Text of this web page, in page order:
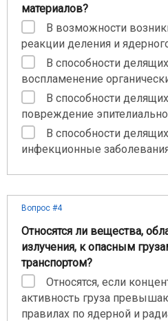
материалов?
В возможности
реакции деления и
В способности
воспламенение
В способности
повреждение
В способности
инфекционные
Вопрос #4
Относятся ли вещества,
излучения, к опасным
транспортом?
Относятся, если
активность груза
правилах по ядерной и